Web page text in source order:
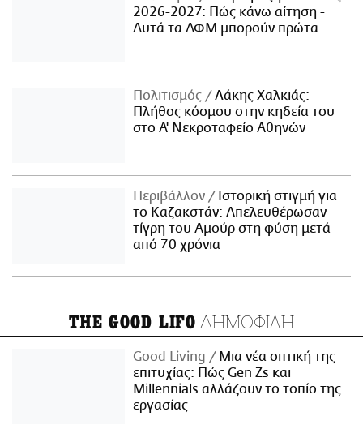
2026-2027: Πώς κάνω αίτηση -
Αυτά τα ΑΦΜ μπορούν πρώτα
Πολιτισμός
Λάκης Χαλκιάς:
Πλήθος κόσμου στην κηδεία του
στο Α' Νεκροταφείο Αθηνών
Περιβάλλον
Ιστορική στιγμή για
το Καζακστάν: Απελευθέρωσαν
τίγρη του Αμούρ στη φύση μετά
από 70 χρόνια
THE GOOD LIFO ΔΗΜΟΦΙΛΗ
Good Living
Μια νέα οπτική της
επιτυχίας: Πώς Gen Zs και
Millennials αλλάζουν το τοπίο της
εργασίας